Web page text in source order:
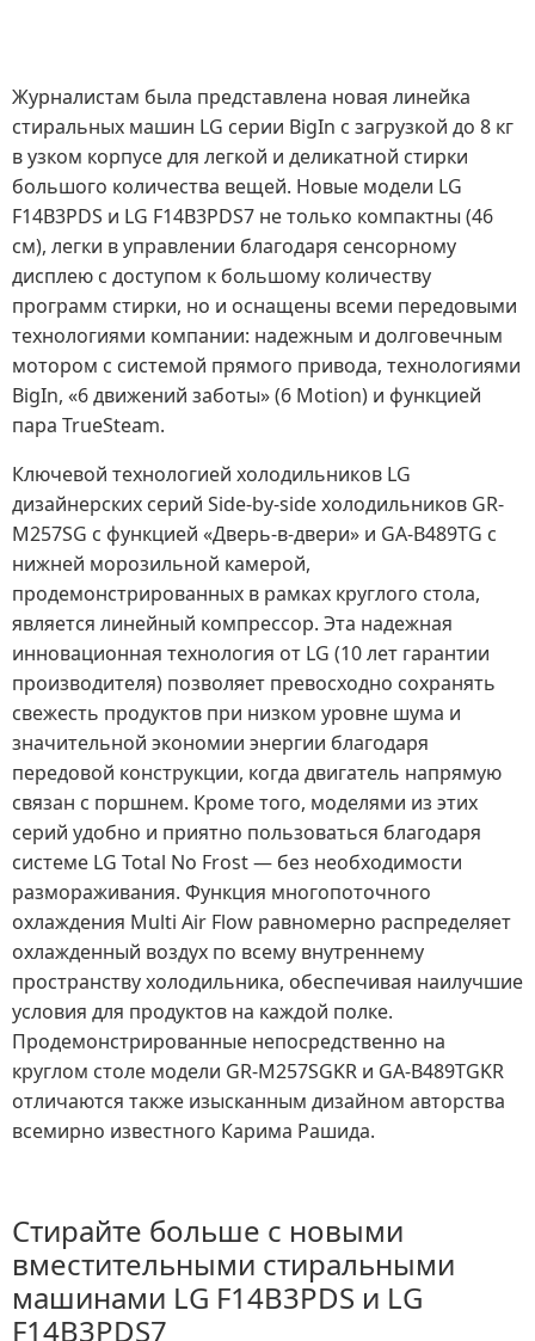
Журналистам была представлена новая линейка
стиральных машин LG серии BigIn с загрузкой до 8 кг
в узком корпусе для легкой и деликатной стирки
большого количества вещей. Новые модели LG
F14B3PDS и LG F14B3PDS7 не только компактны (46
см), легки в управлении благодаря сенсорному
дисплею с доступом к большому количеству
программ стирки, но и оснащены всеми передовыми
технологиями компании: надежным и долговечным
мотором с системой прямого привода, технологиями
BigIn, «6 движений заботы» (6 Motion) и функцией
пара TrueSteam.
Ключевой технологией холодильников LG
дизайнерских серий Side-by-side холодильников GR-
M257SG с функцией «Дверь-в-двери» и GA-B489TG c
нижней морозильной камерой,
продемонстрированных в рамках круглого стола,
является линейный компрессор. Эта надежная
инновационная технология от LG (10 лет гарантии
производителя) позволяет превосходно сохранять
свежесть продуктов при низком уровне шума и
значительной экономии энергии благодаря
передовой конструкции, когда двигатель напрямую
связан с поршнем. Кроме того, моделями из этих
серий удобно и приятно пользоваться благодаря
системе LG Total No Frost — без необходимости
размораживания. Функция многопоточного
охлаждения Multi Air Flow равномерно распределяет
охлажденный воздух по всему внутреннему
пространству холодильника, обеспечивая наилучшие
условия для продуктов на каждой полке.
Продемонстрированные непосредственно на
круглом столе модели GR-M257SGKR и GA-B489TGKR
отличаются также изысканным дизайном авторства
всемирно известного Карима Рашида.
Стирайте больше с новыми
вместительными стиральными
машинами LG F14B3PDS и LG
F14B3PDS7